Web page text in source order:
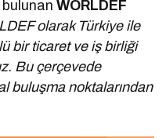
bulunanWORLDEF
olarak Türkiye ile
bir ticaret ve iş birliği
Bu çerçevede
buluşma noktalarından